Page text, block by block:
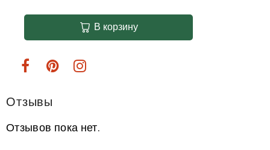
В корзину
Отзывы
Отзывов пока нет.